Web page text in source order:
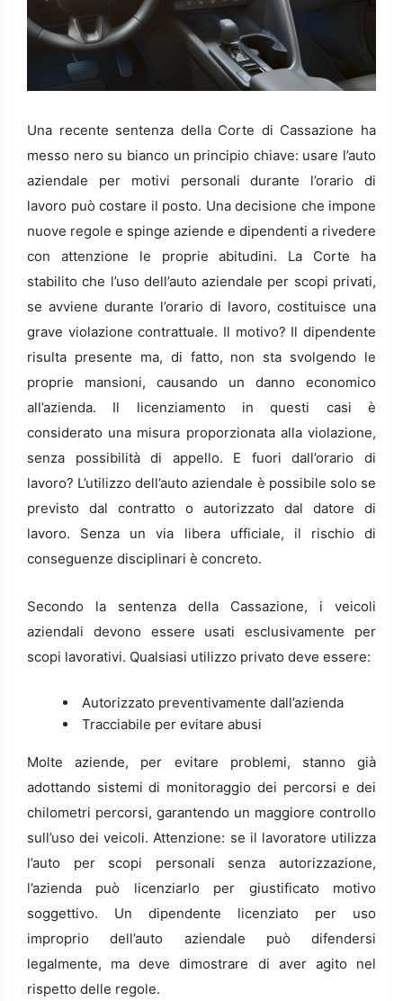
Una recente sentenza della Corte di Cassazione ha
messo nero su bianco un principio chiave: usare l’auto
aziendale per motivi personali durante l’orario di
lavoro può costare il posto. Una decisione che impone
nuove regole e spinge aziende e dipendenti a rivedere
con attenzione le proprie abitudini. La Corte ha
stabilito che l’uso dell’auto aziendale per scopi privati,
se avviene durante l’orario di lavoro, costituisce una
grave violazione contrattuale. Il motivo? Il dipendente
risulta presente ma, di fatto, non sta svolgendo le
proprie mansioni, causando un danno economico
all’azienda. Il licenziamento in questi casi è
considerato una misura proporzionata alla violazione,
senza possibilità di appello. E fuori dall’orario di
lavoro? L’utilizzo dell’auto aziendale è possibile solo se
previsto dal contratto o autorizzato dal datore di
lavoro. Senza un via libera ufficiale, il rischio di
conseguenze disciplinari è concreto.
Secondo la sentenza della Cassazione, i veicoli
aziendali devono essere usati esclusivamente per
scopi lavorativi. Qualsiasi utilizzo privato deve essere:
Autorizzato preventivamente dall’azienda
Tracciabile per evitare abusi
Molte aziende, per evitare problemi, stanno già
adottando sistemi di monitoraggio dei percorsi e dei
chilometri percorsi, garantendo un maggiore controllo
sull’uso dei veicoli. Attenzione: se il lavoratore utilizza
l’auto per scopi personali senza autorizzazione,
l’azienda può licenziarlo per giustificato motivo
soggettivo. Un dipendente licenziato per uso
improprio dell’auto aziendale può difendersi
legalmente, ma deve dimostrare di aver agito nel
rispetto delle regole.